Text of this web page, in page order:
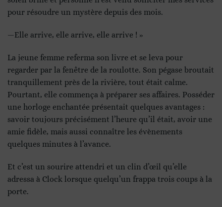
pour résoudre un mystère depuis des mois.
—Elle arrive, elle arrive, elle arrive ! »
La jeune femme referma son livre et se leva pour
regarder par la fenêtre de la roulotte. Son pégase broutait
tranquillement près de la rivière, tout était calme.
Pourtant, elle commença à préparer ses affaires. Posséder
une horloge enchantée présentait quelques avantages :
savoir toujours précisément l’heure qu’il était, avoir une
amie fidèle, mais aussi connaître les évènements
quelques minutes à l’avance.
Et c’est un sourire attendri et un clin d’œil qu’elle
adressa à Clock lorsque quelqu’un frappa trois coups à la
porte.